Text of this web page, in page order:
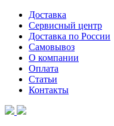
Доставка
Сервисный центр
Доставка по России
Самовывоз
О компании
Оплата
Статьи
Контакты